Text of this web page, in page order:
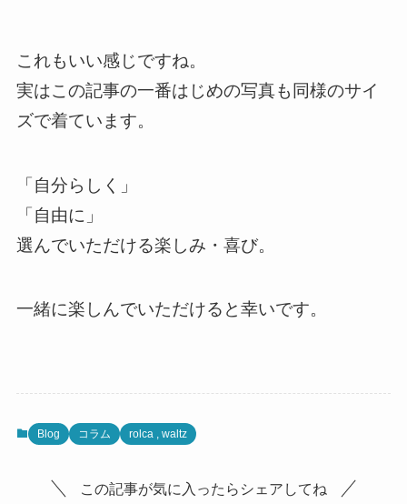
これもいい感じですね。
実はこの記事の一番はじめの写真も同様のサイ
ズで着ています。
「自分らしく」
「自由に」
選んでいただける楽しみ・喜び。
一緒に楽しんでいただけると幸いです。
Blog コラム rolca , waltz
この記事が気に入ったらシェアしてね